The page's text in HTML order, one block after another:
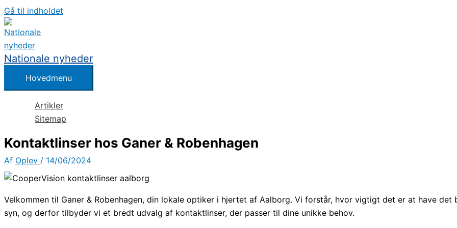
Gå til indholdet
Nationale nyheder
Hovedmenu
Artikler
Sitemap
Kontaktlinser hos Ganer & Robenhagen
Af Oplev / 14/06/2024
Velkommen til Ganer & Robenhagen, din lokale optiker i hjertet af Aalborg. Vi forstår, hvor vigtigt det er at have det
syn, og derfor tilbyder vi et bredt udvalg af kontaktlinser, der passer til dine unikke behov.